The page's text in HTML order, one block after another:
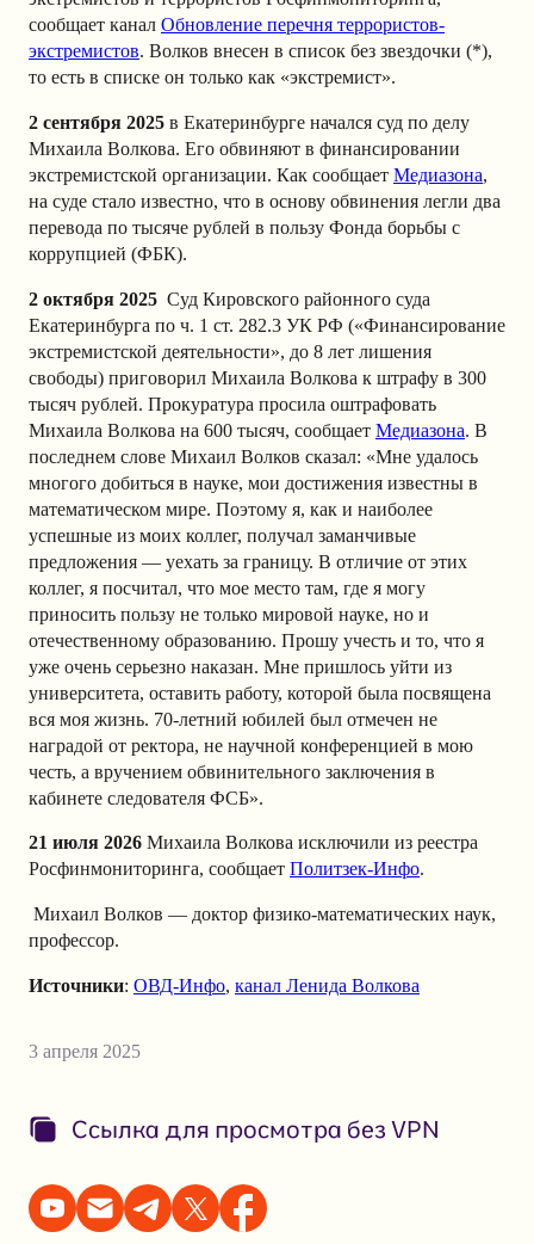
сообщает канал Обновление перечня террористов-
экстремистов. Волков внесен в список без звездочки (*),
то есть в списке он только как «экстремист».
2 сентября 2025 в Екатеринбурге начался суд по делу
Михаила Волкова. Его обвиняют в финансировании
экстремистской организации. Как сообщает Медиазона,
на суде стало известно, что в основу обвинения легли два
перевода по тысяче рублей в пользу Фонда борьбы с
коррупцией (ФБК).
2 октября 2025 Суд Кировского районного суда
Екатеринбурга по ч. 1 ст. 282.3 УК РФ («Финансирование
экстремистской деятельности», до 8 лет лишения
свободы) приговорил Михаила Волкова к штрафу в 300
тысяч рублей. Прокуратура просила оштрафовать
Михаила Волкова на 600 тысяч, сообщает Медиазона. В
последнем слове Михаил Волков сказал: «Мне удалось
многого добиться в науке, мои достижения известны в
математическом мире. Поэтому я, как и наиболее
успешные из моих коллег, получал заманчивые
предложения — уехать за границу. В отличие от этих
коллег, я посчитал, что мое место там, где я могу
приносить пользу не только мировой науке, но и
отечественному образованию. Прошу учесть и то, что я
уже очень серьезно наказан. Мне пришлось уйти из
университета, оставить работу, которой была посвящена
вся моя жизнь. 70-летний юбилей был отмечен не
наградой от ректора, не научной конференцией в мою
честь, а вручением обвинительного заключения в
кабинете следователя ФСБ».
21 июля 2026 Михаила Волкова исключили из реестра
Росфинмониторинга, сообщает Политзек-Инфо.
Михаил Волков — доктор физико-математических наук,
профессор.
Источники: ОВД-Инфо, канал Ленида Волкова
3 апреля 2025
Ссылка для просмотра без VPN